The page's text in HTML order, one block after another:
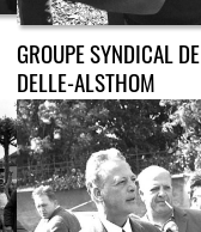
GROUPE SYNDICAL DE
DELLE-ALSTHOM